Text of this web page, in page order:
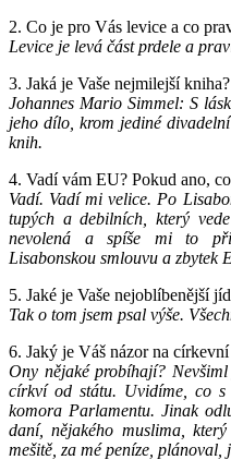
2. Co je pro Vás levice a co
Levice je levá část prdele a
3. Jaká je Vaše nejmilejší kniha?
Johannes Mario Simmel: S
jeho dílo, krom jediné
knih.
4. Vadí vám EU? Pokud ano,
Vadí. Vadí mi velice. Po
tupých a debilních, který
nevolená a spíše mi to
Lisabonskou smlouvu a zbytek
5. Jaké je Vaše nejoblíbenější
Tak o tom jsem psal výše.
6. Jaký je Váš názor na církevní
Ony nějaké probíhají?
církví od státu. Uvidíme, co
komora Parlamentu. Jinak
daní, nějakého muslima,
mešitě, za mé peníze,